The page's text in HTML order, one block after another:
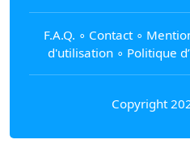
F.A.Q. ∘ Contact∘
d'utilisation∘ Politique
Copyright